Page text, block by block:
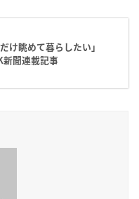
け眺めて暮らしたい」
新聞連載記事